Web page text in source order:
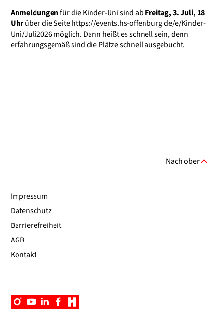
Anmeldungenfür die Kinder-Uni sind ab Freitag, 3. Juli, 18
Uhrüber die Seitehttps://events.hs-offenburg.de/e/Kinder-
Uni/Juli2026möglich. Dann heißt es schnell sein, denn
erfahrungsgemäß sind die Plätze schnell ausgebucht.
Nach oben
Impressum
Datenschutz
Barrierefreiheit
AGB
Kontakt
Instagram
YouTubeLinkedinFacebookCampus
App